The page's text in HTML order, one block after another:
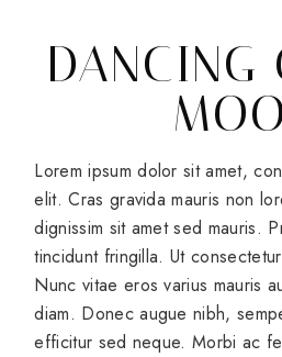
DANCING
Lorem ipsum dolor sit amet,
elit. Cras gravida mauris non
dignissim sit amet sed mauris.
tincidunt fringilla. Ut
Nunc vitae eros varius mauris
diam. Donec augue nibh,
efficitur sed neque. Morbi ac